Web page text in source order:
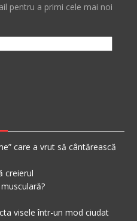
pentru a primi cele mai noi
care a vrut să cântărească
creierul
visele într-un mod ciudat